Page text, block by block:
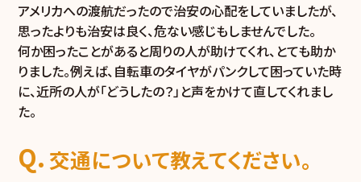
アメリカへの渡航だったので治安の心配をしていましたが、
思ったよりも治安は良く、危ない感じもしませんでした。
何か困ったことがあると周りの人が助けてくれ、とても助か
りました。例えば、自転車のタイヤがパンクして困っていた時
に、近所の人が「どうしたの？」と声をかけて直してくれまし
た。
交通について教えてください。